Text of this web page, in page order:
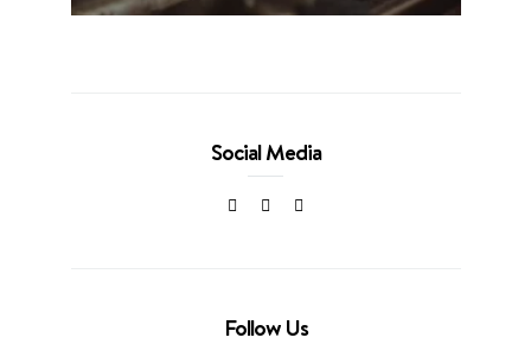
Social Media
Follow Us